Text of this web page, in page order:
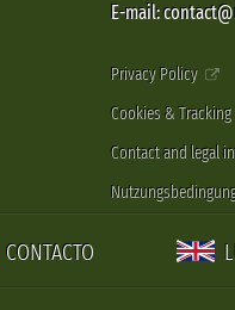
E-mail:
Privacy Policy
Cookies & Tracking
Contact and legal
CONTACTO